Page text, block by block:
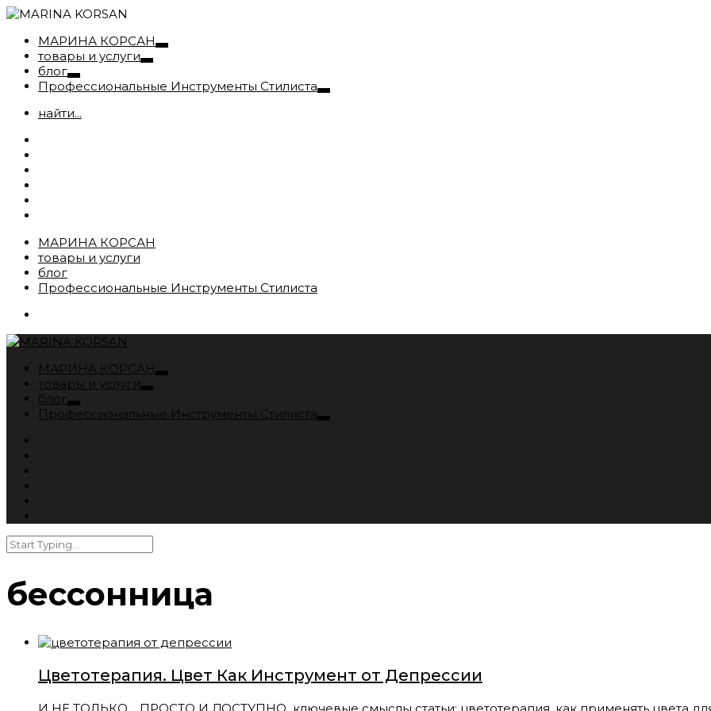
МАРИНА КОРСАН
товары и услуги
блог
Профессиональные Инструменты Стилиста
найти...
МАРИНА КОРСАН
товары и услуги
блог
Профессиональные Инструменты Стилиста
МАРИНА КОРСАН
товары и услуги
блог
Профессиональные Инструменты Стилиста
бессонница
Цветотерапия. Цвет Как Инструмент от Депрессии
И НЕ ТОЛЬКО… ПРОСТО И ДОСТУПНО ключевые смыслы статьи: цветотерапия, как применять цвета для